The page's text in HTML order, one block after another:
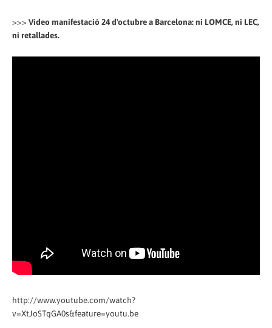
>>> Vídeo manifestació 24 d'octubre a Barcelona: ni LOMCE, ni LEC,
ni retallades.
http://www.youtube.com/watch?
v=XtJoSTqGA0s&feature=youtu.be